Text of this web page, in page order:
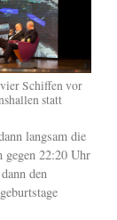
Schiffen vor
statt
langsam die
gegen 22:20 Uhr
den